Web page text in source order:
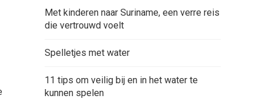
Met kinderen naar Suriname, een verre reis
die vertrouwd voelt
Spelletjes met water
11 tips om veilig bij en in het water te
kunnen spelen